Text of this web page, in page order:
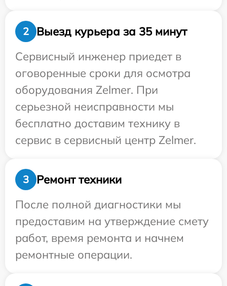
2
Выезд курьера за 35 минут
Сервисный инженер приедет в
оговоренные сроки для осмотра
оборудования Zelmer. При
серьезной неисправности мы
бесплатно доставим технику в
сервис в сервисный центр Zelmer.
3
Ремонт техники
После полной диагностики мы
предоставим на утверждение смету
работ, время ремонта и начнем
ремонтные операции.